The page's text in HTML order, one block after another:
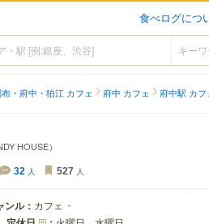
食べログにつ
・府中・狛江 カフェ 府中 カフェ 府中駅 カフ
HOUSE）
32 人 527 人
ンル： カフェ